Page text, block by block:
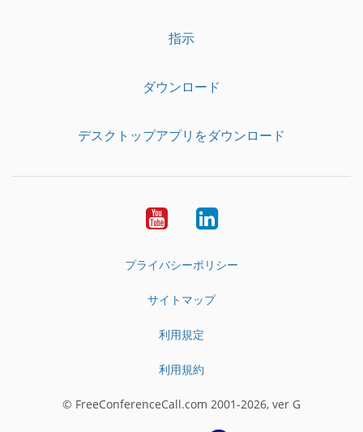
指示
ダウンロード
デスクトップアプリをダウンロード
YouTubeLinkedIn
プライバシーポリシー
サイトマップ
利用規定
利用規約
© FreeConferenceCall.com 2001-2026, ver G